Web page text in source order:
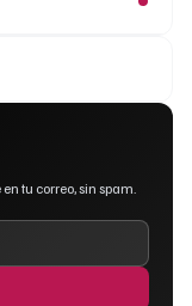
tu correo, sin spam.